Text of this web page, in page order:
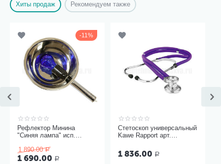
Хиты продаж Рекомендуем также
11%
Рефлектор Минина
"Синяя лампа" исп.
1 890.00 Р
1 690.00 Р
Стетоскоп универсальный
Kawe Rapport арт.
1 836.00 Р